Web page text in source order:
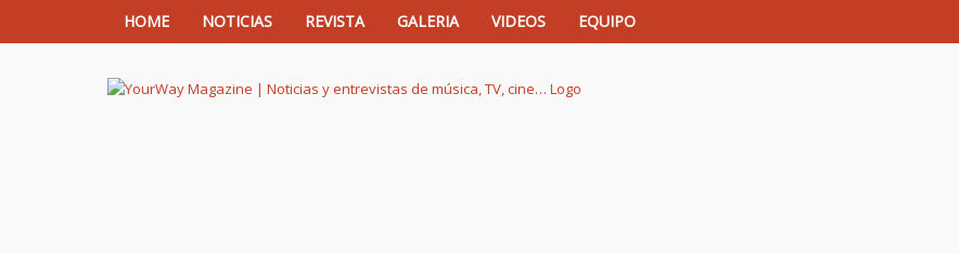
HOME NOTICIAS REVISTA GALERIA VIDEOS EQUIPO